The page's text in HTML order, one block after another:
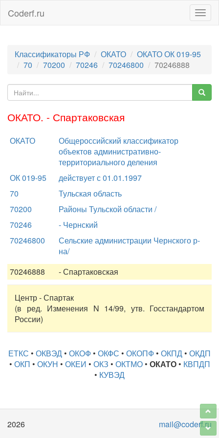
Coderf.ru
Классификаторы РФ ОКАТО
ОКАТО ОК 019-95
70
70200 70246 70246800 70246888
ОКАТО. - Спартаковская
ОКАТО
Общероссийский классификатор
объектов административно-
территориального деления
ОК 019-95
действует с 01.01.1997
70
Тульская область
70200
Районы Тульской области /
70246
- Чернский
70246800
Сельские администрации Чернского р-
на/
70246888
- Спартаковская
Центр - Спартак
(в ред. Изменения N 14/99, утв. Госстандартом
России)
ЕТКС • ОКВЭД • ОКОФ • ОКФС • ОКОПФ • ОКПД • ОКДП
• ОКП • ОКУН • ОКЕИ • ОКЗ • ОКТМО• ОКАТО• КВПДП
• КУВЭД
2026 mail@coderf.ru